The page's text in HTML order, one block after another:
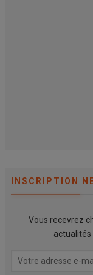
INSCRIPTION
Vous recevrez
actualités